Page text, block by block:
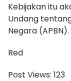
Kebijakan itu
Undang
Negara (APBN).
Red
Post Views: 123